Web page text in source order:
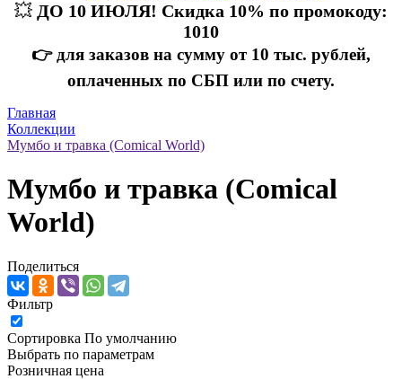
💥 ДО 10 ИЮЛЯ! Скидка 10% по промокоду:
1010
👉 для заказов на сумму от 10 тыс. рублей,
оплаченных по СБП или по счету.
Главная
Коллекции
Мумбо и травка (Comical World)
Мумбо и травка (Comical
World)
Поделиться
Фильтр
Сортировка По умолчанию
Выбрать по параметрам
Розничная цена